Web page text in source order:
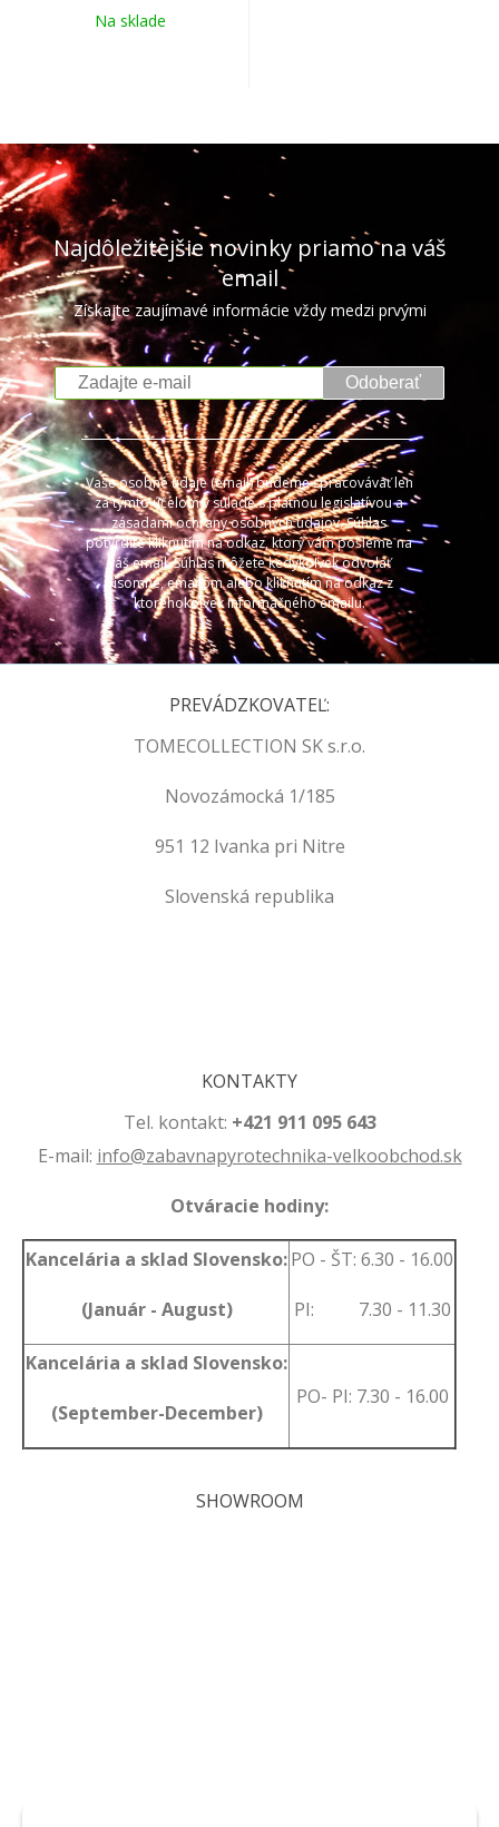
Na sklade
Najdôležitejšie novinky priamo na váš
email
Získajte zaujímavé informácie vždy medzi prvými
Odoberať
Vaše osobné údaje (email) budeme spracovávať len
za týmto účelom v súlade s platnou legislatívou a
zásadami ochrany osobných údajov. Súhlas
potvrdíte kliknutím na odkaz, ktorý vám pošleme na
váš email. Súhlas môžete kedykoľvek odvolať
písomne, emailom alebo kliknutím na odkaz z
ktoréhokoľvek informačného emailu.
PREVÁDZKOVATEĽ:
TOMECOLLECTION SK s.r.o.
Novozámocká 1/185
951 12 Ivanka pri Nitre
Slovenská republika
KONTAKTY
Tel. kontakt: +421 911 095 643
E-mail: info@zabavnapyrotechnika-velkoobchod.sk
Otváracie hodiny:
Kancelária a sklad Slovensko:
(Január - August)
PO - ŠT: 6.30 - 16.00
PI: 7.30 - 11.30
Kancelária a sklad Slovensko:
(September-December)
PO- PI: 7.30 - 16.00
SHOWROOM